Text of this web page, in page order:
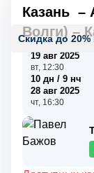
Скидка до
Казань –
Волги) –
19 авг 2025
вт, 12:30
10 дн / 9 нч
28 авг 2025
чт, 16:30